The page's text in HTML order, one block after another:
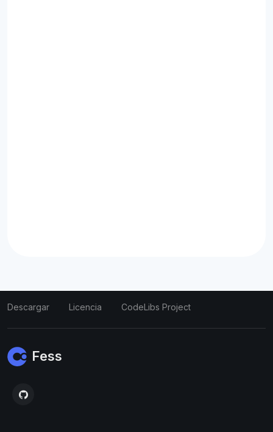
Descargar Licencia CodeLibs Project
Fess